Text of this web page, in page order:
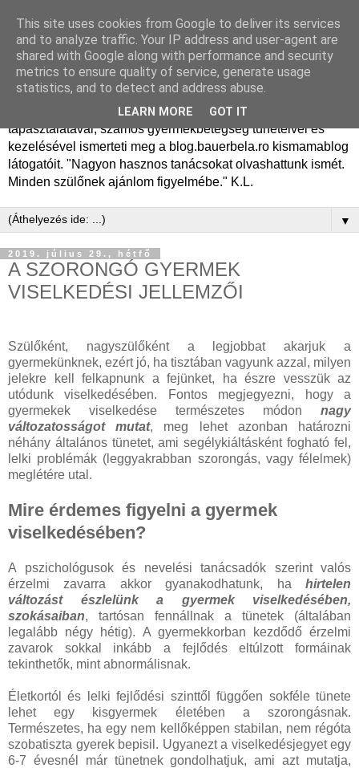
Dr. Bauer Béla Ph.D.
gyermekgyógyász
Dr. Bauer Béla Ph.D. gyermekgyógyász főorvos, 50 éves
tapasztalatával, számos gyermekbetegség tüneteivel és
kezelésével ismerteti meg a blog.bauerbela.ro kismamablog
látogatóit. "Nagyon hasznos tanácsokat olvashattunk ismét.
Minden szülőnek ajánlom figyelmébe." K.L.
▼
2019. július 29., hétfő
A SZORONGÓ GYERMEK
VISELKEDÉSI JELLEMZŐI
Szülőként, nagyszülőként a legjobbat akarjuk a
gyermekünknek, ezért jó, ha tisztában vagyunk azzal, milyen
jelekre kell felkapnunk a fejünket, ha észre vesszük az
utódunk viselkedésében. Fontos megjegyezni, hogy a
gyermekek viselkedése természetes módon nagy
változatosságot mutat, meg lehet azonban határozni
néhány általános tünetet, ami segélykiáltásként fogható fel,
lelki problémák (leggyakrabban szorongás, vagy félelmek)
meglétére utal.
Mire érdemes figyelni a gyermek
viselkedésében?
A pszichológusok és nevelési tanácsadók szerint valós
érzelmi zavarra akkor gyanakodhatunk, ha hirtelen
változást észlelünk a gyermek viselkedésében,
szokásaiban, tartósan fennállnak a tünetek (általában
legalább négy hétig). A gyermekkorban kezdődő érzelmi
zavarok sokkal inkább a fejlődés eltúlzott formáinak
tekinthetők, mint abnormálisnak.
Életkortól és lelki fejlődési szinttől függően sokféle tünete
lehet egy kisgyermek életében a szorongásnak.
Természetes, ha egy nem kellőképpen stabilan, nem régóta
szobatiszta gyerek bepisil. Ugyanezt a viselkedésjegyet egy
6-7 évesnél már tünetnek gondolhatjuk, ami azt mutatja,
This site uses cookies from Google to deliver its services
and to analyze traffic. Your IP address and user-agent are
shared with Google along with performance and security
metrics to ensure quality of service, generate usage
statistics, and to detect and address abuse.
LEARN MORE GOT IT